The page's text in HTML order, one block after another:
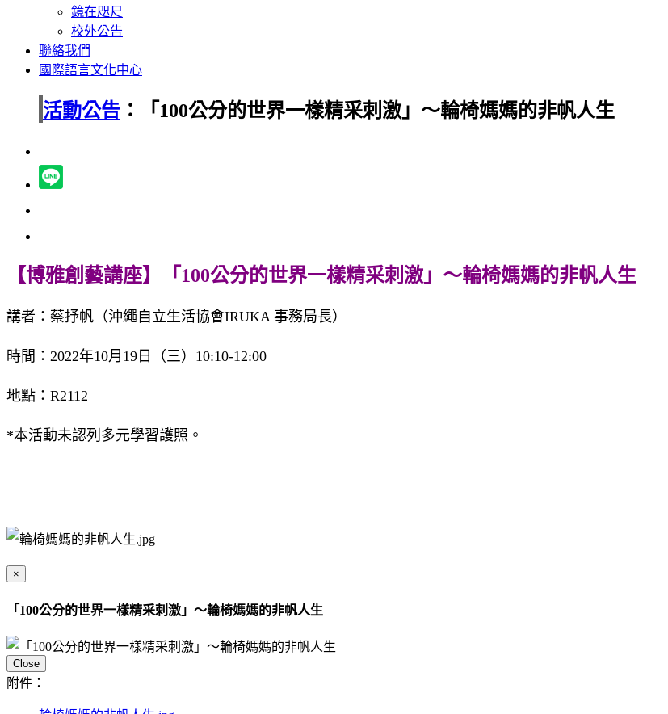
鏡在咫尺
校外公告
聯絡我們
國際語言文化中心
活動公告 ：「100公分的世界一樣精采刺激」～輪椅媽媽的非帆人生
【博雅創藝講座】「100公分的世界一樣精采刺激」～輪椅媽媽的非帆人生
講者：蔡抒帆（沖繩自立生活協會IRUKA 事務局長）
時間：2022年10月19日（三）10:10-12:00
地點：R2112
*本活動未認列多元學習護照。
×
「100公分的世界一樣精采刺激」～輪椅媽媽的非帆人生
Close
附件：